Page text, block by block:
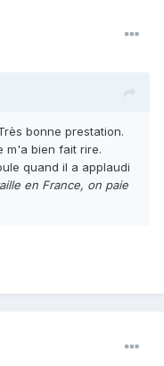
bonne prestation.
m'a bien fait rire.
quand il a applaudi
en France, on paie